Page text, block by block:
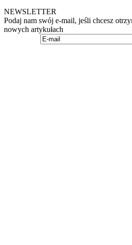
NEWSLETTER
Podaj nam swój e-mail, jeśli chcesz
nowych artykułach